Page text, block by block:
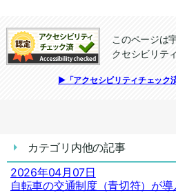
追加情報：アクセシビリティチェッ
このページは
クセシビリテ
▶「アクセシビリティチェック
カテゴリ内他の記事
2026年04月07日
自転車の交通制度（青切符）が